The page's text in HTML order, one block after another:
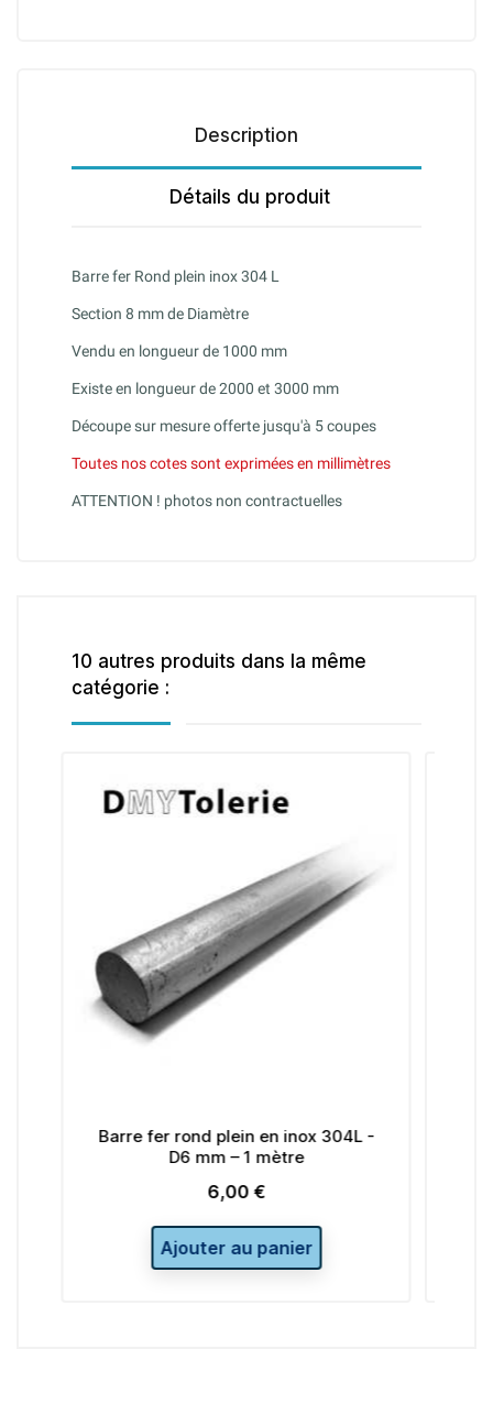
Description
Détails du produit
Barre fer Rond plein inox 304 L
Section 8 mm de Diamètre
Vendu en longueur de 1000 mm
Existe en longueur de 2000 et 3000 mm
Découpe sur mesure offerte jusqu'à 5 coupes
Toutes nos cotes sont exprimées en millimètres
ATTENTION ! photos non contractuelles
10 autres produits dans la même
catégorie :
plein en inox 304L -
Barre fer rond plein en